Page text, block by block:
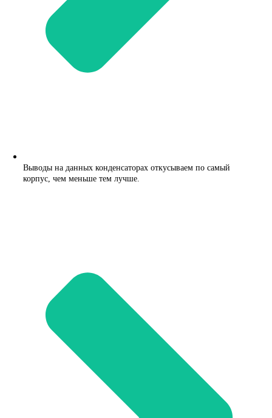
Выводы на данных конденсаторах откусываем по самый
корпус, чем меньше тем лучше.